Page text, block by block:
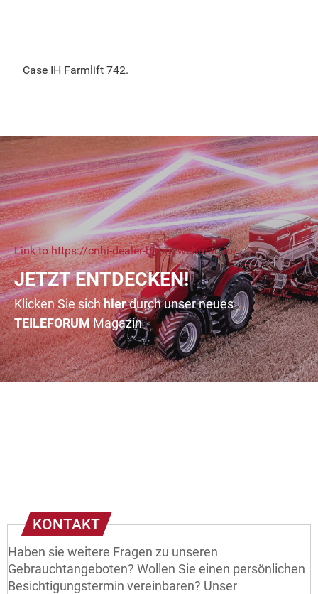
Case IH Farmlift 742.
Link to https://cnhi-dealer-baum.webmag.io/
JETZT ENTDECKEN!
Klicken Sie sichhierdurch unser neues
TEILEFORUMMagazin
KONTAKT
Haben sie weitere Fragen zu unseren
Gebrauchtangeboten? Wollen Sie einen persönlichen
Besichtigungstermin vereinbaren? Unser